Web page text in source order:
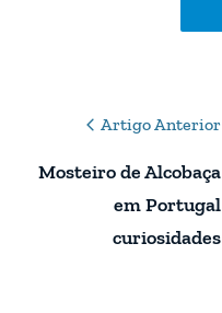
Artigo Anterior
Mosteiro de Alcobaça
em Portugal
curiosidades